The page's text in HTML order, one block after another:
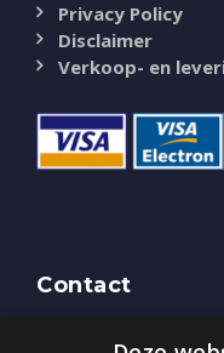
Privacy Policy
Disclaimer
Verkoop- en
Contact